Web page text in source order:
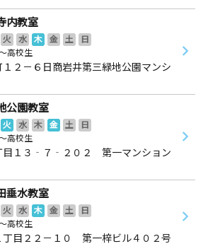
内教室
火 水 木 金 土
日
高校生
２－６日商岩井第三緑地公園マンシ
公園教室
火 水 木 金 土
日
高校生
目１３‐７‐２０２ 第一マンション
垂水教室
火 水 木 金 土
日
高校生
丁目２２－１０ 第一梓ビル４０２号